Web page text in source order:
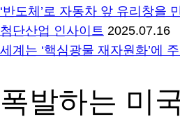
‘반도체’로 자동차 앞 유리창을
첨단산업 인사이트 2025.07.16
세계는 ‘핵심광물 재자원화’에
폭발하는 미